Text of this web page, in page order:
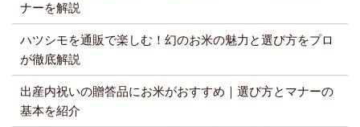
ナーを解説
ハツシモを通販で楽しむ！幻のお米の魅力と選び方をプロ
が徹底解説
出産内祝いの贈答品にお米がおすすめ｜選び方とマナーの
基本を紹介